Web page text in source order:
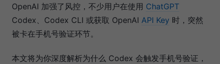
OpenAI 加强了风控，不少用户在使用 ChatGPT
Codex、Codex CLI 或获取 OpenAI API Key 时，突然
被卡在手机号验证环节。
本文将为你深度解析为什么 Codex 会触发手机号验证，